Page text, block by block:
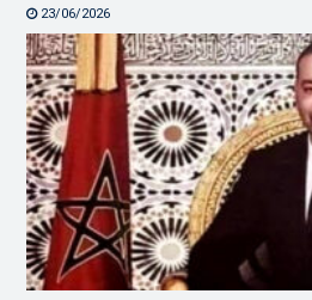
23/06/2026